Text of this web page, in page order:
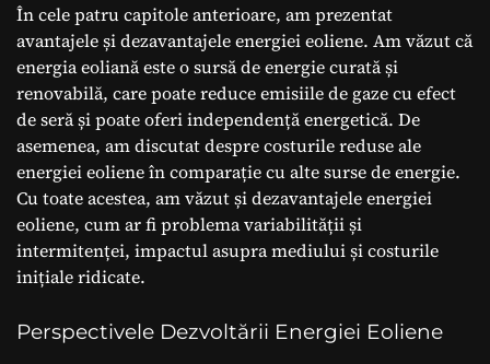
În cele patru capitole anterioare, am prezentat
avantajele și dezavantajele energiei eoliene. Am văzut că
energia eoliană este o sursă de energie curată și
renovabilă, care poate reduce emisiile de gaze cu efect
de seră și poate oferi independență energetică. De
asemenea, am discutat despre costurile reduse ale
energiei eoliene în comparație cu alte surse de energie.
Cu toate acestea, am văzut și dezavantajele energiei
eoliene, cum ar fi problema variabilității și
intermitenței, impactul asupra mediului și costurile
inițiale ridicate.
Perspectivele Dezvoltării Energiei Eoliene